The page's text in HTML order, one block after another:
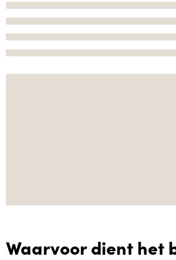
Waarvoor dient het